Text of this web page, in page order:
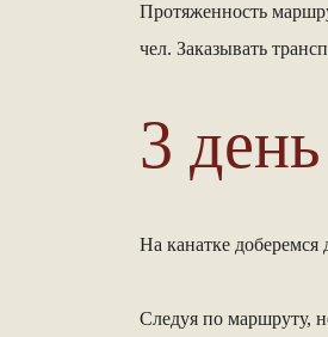
Протяженность
чел. Заказывать
3 день
На канатке
Следуя по маршруту,